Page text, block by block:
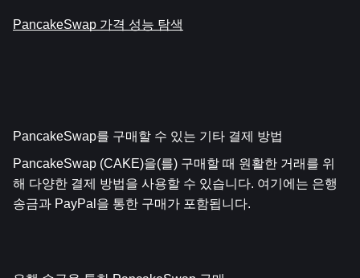
PancakeSwap 가격 성능 탐색
PancakeSwap를 구매할 수 있는 기타 결제 방법
PancakeSwap (CAKE)을(를) 구매할 때 원활한 거래를 위
해 다양한 결제 방법을 사용할 수 있습니다. 여기에는 은행
송금과 PayPal을 통한 구매가 포함됩니다.